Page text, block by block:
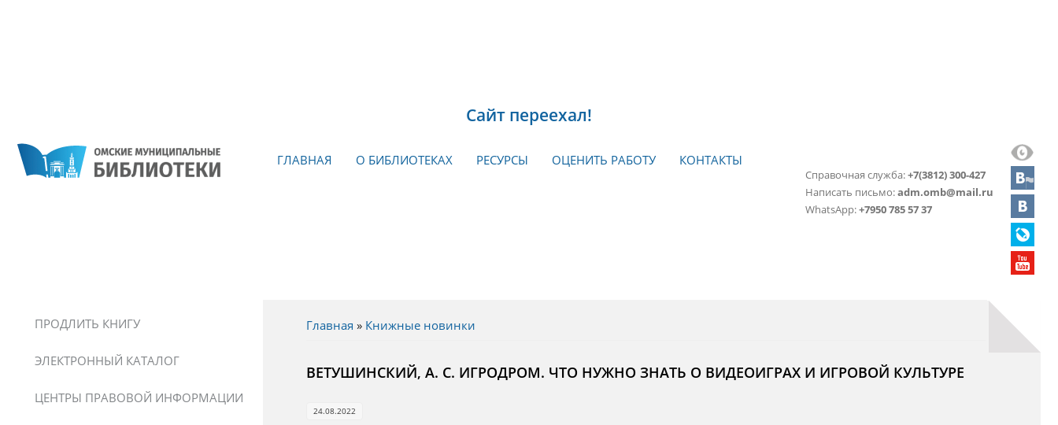
Сайт переехал!
ГЛАВНАЯ О БИБЛИОТЕКАХ РЕСУРСЫ ОЦЕНИТЬ РАБОТУ КОНТАКТЫ
Справочная служба:+7(3812) 300-427
Написать письмо:adm.omb@mail.ru
WhatsApp:+7950 785 57 37
Вы здесь
Главная » Книжные новинки
ВЕТУШИНСКИЙ, А. С. ИГРОДРОМ. ЧТО НУЖНО ЗНАТЬ О ВИДЕОИГРАХ И ИГРОВОЙ КУЛЬТУРЕ
24.08.2022
ПРОДЛИТЬ КНИГУ
ЭЛЕКТРОННЫЙ КАТАЛОГ
ЦЕНТРЫ ПРАВОВОЙ ИНФОРМАЦИИ